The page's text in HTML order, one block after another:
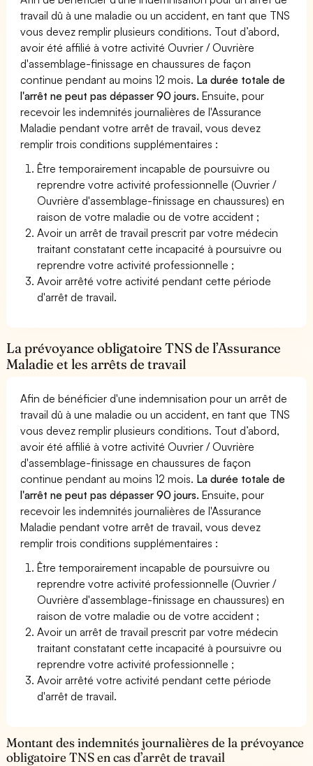
travail dû à une maladie ou un accident, en tant que TNS
vous devez remplir plusieurs conditions. Tout d’abord,
avoir été affilié à votre activité Ouvrier / Ouvrière
d'assemblage-finissage en chaussures de façon
continue pendant au moins 12 mois. La durée totale de
l'arrêt ne peut pas dépasser 90 jours. Ensuite, pour
recevoir les indemnités journalières de l'Assurance
Maladie pendant votre arrêt de travail, vous devez
remplir trois conditions supplémentaires :
Être temporairement incapable de poursuivre ou
reprendre votre activité professionnelle (Ouvrier /
Ouvrière d'assemblage-finissage en chaussures) en
raison de votre maladie ou de votre accident ;
Avoir un arrêt de travail prescrit par votre médecin
traitant constatant cette incapacité à poursuivre ou
reprendre votre activité professionnelle ;
Avoir arrêté votre activité pendant cette période
d'arrêt de travail.
La prévoyance obligatoire TNS de l’Assurance
Maladie et les arrêts de travail
Afin de bénéficier d'une indemnisation pour un arrêt de
travail dû à une maladie ou un accident, en tant que TNS
vous devez remplir plusieurs conditions. Tout d’abord,
avoir été affilié à votre activité Ouvrier / Ouvrière
d'assemblage-finissage en chaussures de façon
continue pendant au moins 12 mois. La durée totale de
l'arrêt ne peut pas dépasser 90 jours. Ensuite, pour
recevoir les indemnités journalières de l'Assurance
Maladie pendant votre arrêt de travail, vous devez
remplir trois conditions supplémentaires :
Être temporairement incapable de poursuivre ou
reprendre votre activité professionnelle (Ouvrier /
Ouvrière d'assemblage-finissage en chaussures) en
raison de votre maladie ou de votre accident ;
Avoir un arrêt de travail prescrit par votre médecin
traitant constatant cette incapacité à poursuivre ou
reprendre votre activité professionnelle ;
Avoir arrêté votre activité pendant cette période
d'arrêt de travail.
Montant des indemnités journalières de la prévoyance
obligatoire TNS en cas d’arrêt de travail